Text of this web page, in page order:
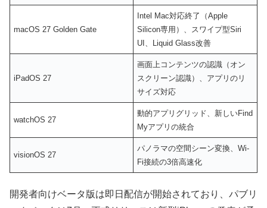
macOS 27 Golden Gate
Intel Mac対応終了（Apple
Silicon専用）、スワイプ型Siri
UI、Liquid Glass改善
iPadOS 27
画面上コンテンツの認識（オン
スクリーン認識）、アプリのリ
サイズ対応
watchOS 27
動的アプリグリッド、新しいFind
Myアプリの統合
visionOS 27
パノラマの空間シーン変換、Wi-
Fi接続の3倍高速化
開発者向けベータ版は即日配信が開始されており、パブリ